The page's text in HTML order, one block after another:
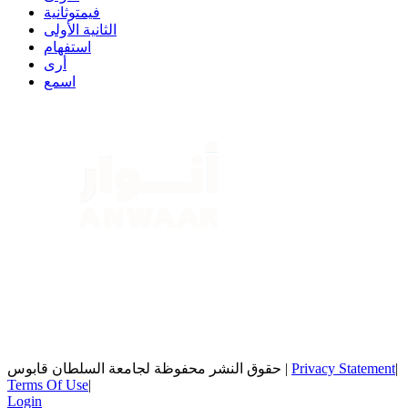
فيمتوثانية
الثانية الأولى
استفهام
أرى
اسمع
حقوق النشر محفوظة لجامعة السلطان قابوس | Privacy Statement|
Terms Of Use|
Login